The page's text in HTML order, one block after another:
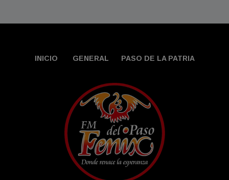
INICIO GENERAL PASO DE LA PATRIA